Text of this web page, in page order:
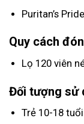
Puritan’s Pride
Quy cách
Lọ 120 viên
Đối tượng sử
Trẻ 10-18 tuổi